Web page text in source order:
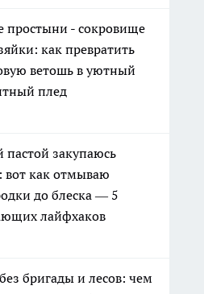
простыни - сокровище
как превратить
ветошь в уютный
плед
пастой закупаюсь
вот как отмываю
до блеска — 5
лайфхаков
бригады и лесов: чем